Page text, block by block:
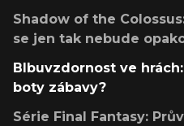
Shadow of the
se jen tak nebude
Blbuvzdornost ve
boty zábavy?
Série Final Fantasy: